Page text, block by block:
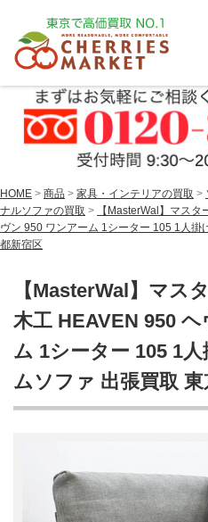
HOME > 商品 > 家具・インテリアの買取 >
ナルソファの買取 >
【MasterWal】マス
ヴン 950 ワンアーム 1シーター 105 1人掛
都新宿区
【MasterWal】マス
木工 HEAVEN 950
ム 1シーター 105 1
ムソファ 出張買取